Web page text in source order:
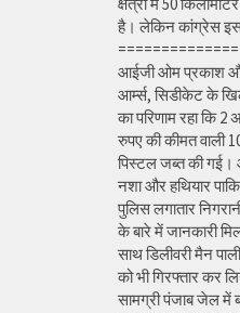
है। लेकिन कांग्रेस
आईजी ओम प्रकाश और
आर्म्स, सिडीकेट के
का परिणाम रहा कि
रुपए की कीमत वाली
पिस्टल जब्त की गई।
नशा और हथियार
पुलिस लगातार
के बारे में जानकारी
साथ डिलीवरी मैन
को भी गिरफ्तार कर
सामग्री पंजाब जेल में